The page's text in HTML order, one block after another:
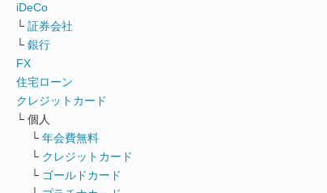
iDeCo
└ 証券会社
└ 銀行
FX
住宅ローン
クレジットカード
└ 個人
└ 年会費無料
└ クレジットカード
└ ゴールドカード